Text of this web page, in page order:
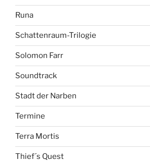
Runa
Schattenraum-Trilogie
Solomon Farr
Soundtrack
Stadt der Narben
Termine
Terra Mortis
Thief´s Quest